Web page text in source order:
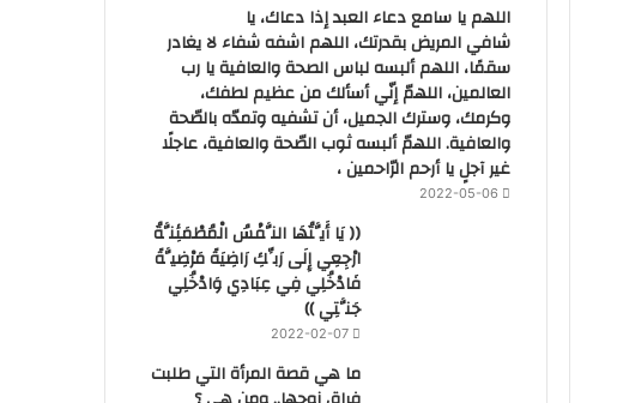
اللهم يا سامع دعاء العبد إذا دعاك، يا
شافي المريض بقدرتك، اللهم اشفه شفاء لا يغادر
سقمًا، اللهم ألبسه لباس الصحة والعافية يا رب
العالمين، اللهمّ إنّي أسألك من عظيم لطفك،
وكرمك، وسترك الجميل، أن تشفيه وتمدّه بالصّحة
والعافية. اللهمّ ألبسه ثوب الصّحة والعافية، عاجلًا
غير آجلٍ يا أرحم الرّاحمين ،
2022-05-06
(( يَا أَيَّتُهَا النَّفْسُ الْمُطْمَئِنَّةُ
ارْجِعِي إِلَى رَبِّكِ رَاضِيَةً مَرْضِيَّةً
فَادْخُلِي فِي عِبَادِي وَادْخُلِي
جَنَّتِي ))
2022-02-07
ما هي قصة المرأة التي طلبت